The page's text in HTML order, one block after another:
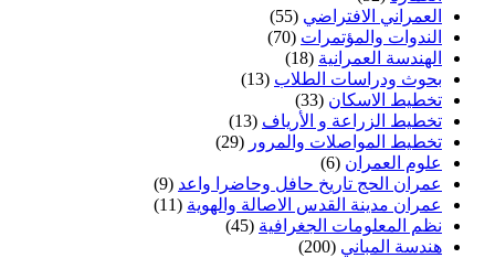
العمراني الافتراضي (55)
الندوات والمؤتمرات (70)
الهندسة العمرانية (18)
بحوث ودراسات الطلاب (13)
تخطيط الاسكان (33)
تخطيط الزراعة و الأرياف (13)
تخطيط المواصلات والمرور (29)
علوم العمران (6)
عمران الحج تاريخ حافل وحاضرا واعد (9)
عمران مدينة القدس الاصالة والهوية (11)
نظم المعلومات الجغرافية (45)
هندسة المباني (200)